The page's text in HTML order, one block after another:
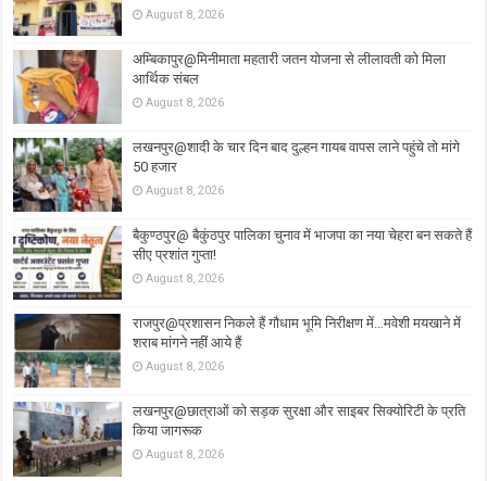
August 8, 2026
अम्बिकापुर@मिनीमाता महतारी जतन योजना से लीलावती को मिला
आर्थिक संबल
August 8, 2026
लखनपुर@शादी के चार दिन बाद दुल्हन गायब वापस लाने पहुंचे तो मांगे
50 हजार
August 8, 2026
बैकुण्ठपुर@ बैकुंठपुर पालिका चुनाव में भाजपा का नया चेहरा बन सकते हैं
सीए प्रशांत गुप्ता!
August 8, 2026
राजपुर@प्रशासन निकले हैं गौधाम भूमि निरीक्षण में…मवेशी मयखाने में
शराब मांगने नहीं आये हैं
August 8, 2026
लखनपुर@छात्राओं को सड़क सुरक्षा और साइबर सिक्योरिटी के प्रति
किया जागरूक
August 8, 2026